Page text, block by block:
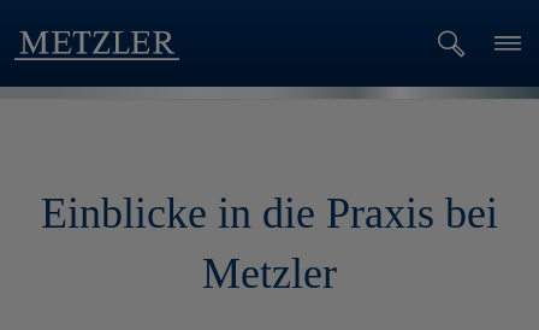
Einblicke in die Praxis bei
Metzler